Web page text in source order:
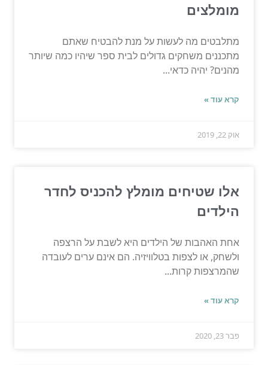
מומלצים
מתלבטים מה לעשות על מנת להבטיח שאתם
מתכננים משחקים גדולים לבית ספר שיהיו כמה שיותר
מהנים? יהיה כדאי...
קרא עוד »
אוק 22, 2019
אלו שטיחים מומלץ להכניס לחדר
הילדים
אחת האהבות של הילדים היא לשבת על הרצפה
ולשחק, או לצפות בטלוויזיה. הם אינם ערים לעובדה
שהמרצפות קרות...
קרא עוד »
פבר 23, 2020